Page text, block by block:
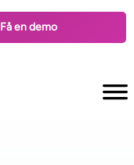
Få en demo